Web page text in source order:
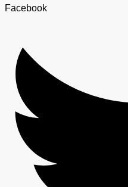
Facebook